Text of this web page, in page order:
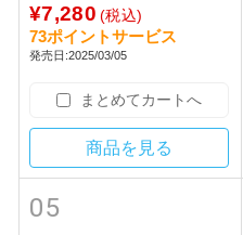
¥7,280 (税込)
73ポイントサービス
発売日:2025/03/05
まとめてカートへ
商品を見る
05